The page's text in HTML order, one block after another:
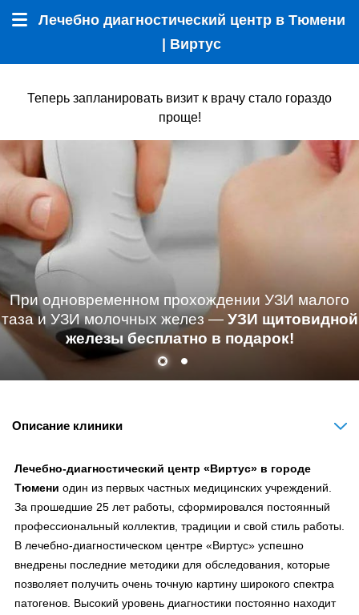
Лечебно диагностический центр в Тюмени
| Виртус
Теперь запланировать визит к врачу стало гораздо
проще!
При одновременном прохождении УЗИ малого
таза и УЗИ молочных желез — УЗИ щитовидной
железы бесплатно в подарок!
Описание клиники
Лечебно-диагностический центр «Виртус» в городе
Тюмени один из первых частных медицинских учреждений.
За прошедшие 25 лет работы, сформировался постоянный
профессиональный коллектив, традиции и свой стиль работы.
В лечебно-диагностическом центре «Виртус» успешно
внедрены последние методики для обследования, которые
позволяет получить очень точную картину широкого спектра
патогенов. Высокий уровень диагностики постоянно находит